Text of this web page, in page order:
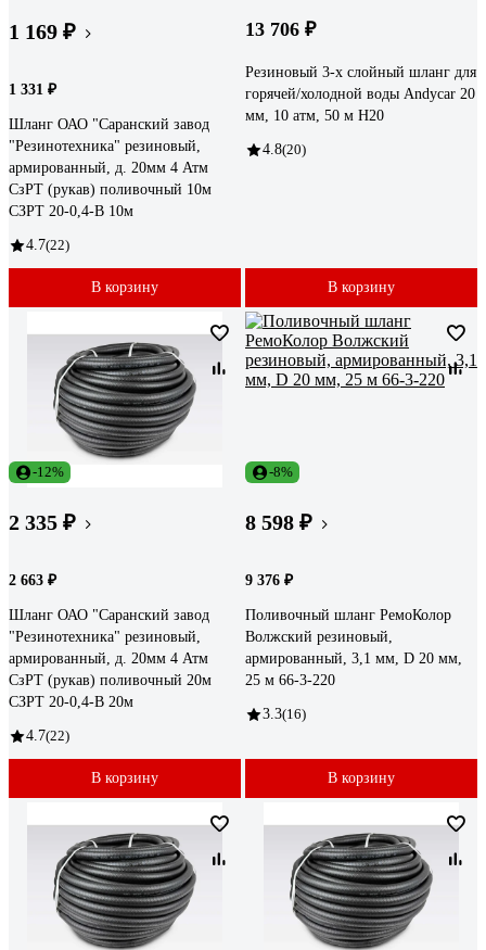
1 169 ₽
1 331 ₽
Шланг ОАО "Саранский завод
"Резинотехника" резиновый,
армированный, д. 20мм 4 Атм
СзРТ (рукав) поливочный 10м
СЗРТ 20-0,4-В 10м
4.7(22)
В корзину
13 706 ₽
Резиновый 3-х слойный шланг для
горячей/холодной воды Andycar 20
мм, 10 атм, 50 м H20
4.8(20)
В корзину
-12%
2 335 ₽
2 663 ₽
Шланг ОАО "Саранский завод
"Резинотехника" резиновый,
армированный, д. 20мм 4 Атм
СзРТ (рукав) поливочный 20м
СЗРТ 20-0,4-В 20м
4.7(22)
В корзину
-8%
8 598 ₽
9 376 ₽
Поливочный шланг РемоКолор
Волжский резиновый,
армированный, 3,1 мм, D 20 мм,
25 м 66-3-220
3.3(16)
В корзину